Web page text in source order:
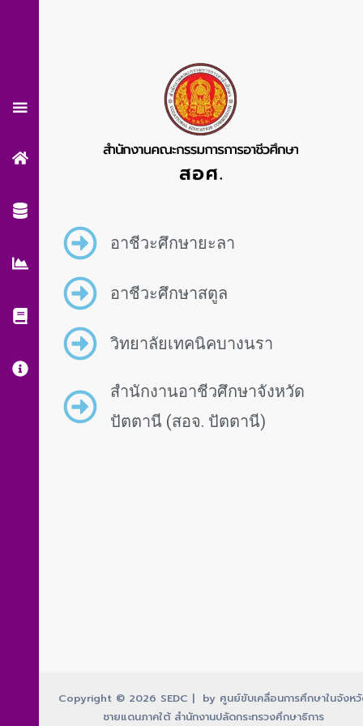
อาชีวะศึกษายะลา
อาชีวะศึกษาสตูล
วิทยาลัยเทคนิคบางนรา
สำนักงานอาชีวศึกษาจังหวัด
ปัตตานี (สอจ. ปัตตานี)
Copyright © 2026 SEDC | by ศูนย์ขับเคลื่อนการศึกษาในจังห
ชายแดนภาคใต้ สำนักงานปลัดกระทรวงศึกษาธิการ